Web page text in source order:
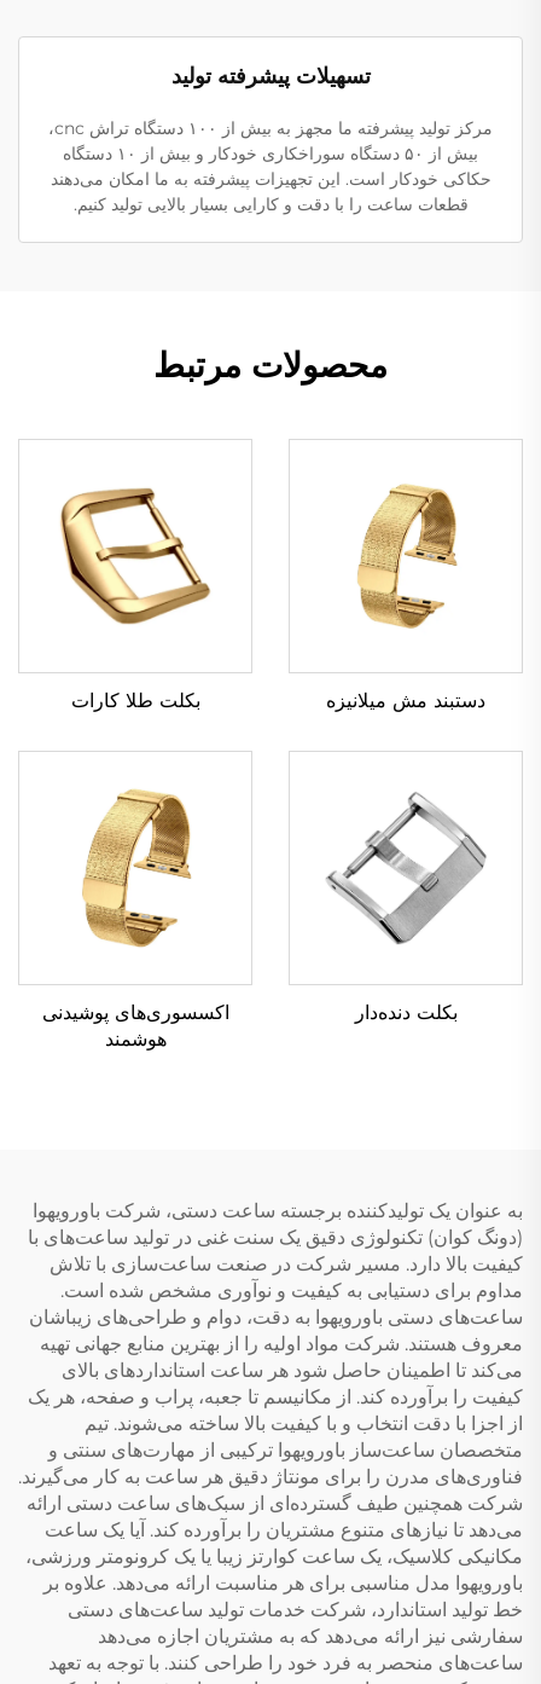
تسهیلات پیشرفته تولید
مرکز تولید پیشرفته ما مجهز به بیش از ۱۰۰ دستگاه تراش cnc،
بیش از ۵۰ دستگاه سوراخکاری خودکار و بیش از ۱۰ دستگاه
حکاکی خودکار است. این تجهیزات پیشرفته به ما امکان می‌دهند
قطعات ساعت را با دقت و کارایی بسیار بالایی تولید کنیم.
محصولات مرتبط
دستبند مش میلانیزه بکلت طلا کارات
بکلت دنده‌دار
اکسسوری‌های پوشیدنی
هوشمند
به عنوان یک تولیدکننده برجسته ساعت دستی، شرکت باورویهوا
(دونگ کوان) تکنولوژی دقیق یک سنت غنی در تولید ساعت‌های با
کیفیت بالا دارد. مسیر شرکت در صنعت ساعت‌سازی با تلاش
مداوم برای دستیابی به کیفیت و نوآوری مشخص شده است.
ساعت‌های دستی باورویهوا به دقت، دوام و طراحی‌های زیباشان
معروف هستند. شرکت مواد اولیه را از بهترین منابع جهانی تهیه
می‌کند تا اطمینان حاصل شود هر ساعت استانداردهای بالای
کیفیت را برآورده کند. از مکانیسم تا جعبه، پراب و صفحه، هر یک
از اجزا با دقت انتخاب و با کیفیت بالا ساخته می‌شوند. تیم
متخصصان ساعت‌ساز باورویهوا ترکیبی از مهارت‌های سنتی و
فناوری‌های مدرن را برای مونتاژ دقیق هر ساعت به کار می‌گیرند.
شرکت همچنین طیف گسترده‌ای از سبک‌های ساعت دستی ارائه
می‌دهد تا نیازهای متنوع مشتریان را برآورده کند. آیا یک ساعت
مکانیکی کلاسیک، یک ساعت کوارتز زیبا یا یک کرونومتر ورزشی،
باورویهوا مدل مناسبی برای هر مناسبت ارائه می‌دهد. علاوه بر
خط تولید استاندارد، شرکت خدمات تولید ساعت‌های دستی
سفارشی نیز ارائه می‌دهد که به مشتریان اجازه می‌دهد
ساعت‌های منحصر به فرد خود را طراحی کنند. با توجه به تعهد